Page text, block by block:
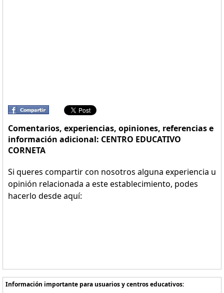
Comentarios, experiencias, opiniones, referencias e
información adicional: CENTRO EDUCATIVO
CORNETA
Si queres compartir con nosotros alguna experiencia u
opinión relacionada a este establecimiento, podes
hacerlo desde aquí:
Información importante para usuarios y centros educativos: